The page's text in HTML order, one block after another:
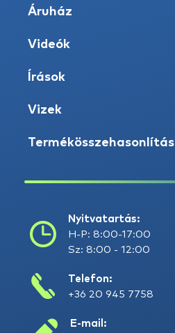
Áruház
Videók
Írások
Vizek
Termékösszehasonlítás
Nyitvatartás:
H-P: 8:00-17:00
Sz: 8:00 - 12:00
Telefon:
+36 20 945 7758
E-mail: